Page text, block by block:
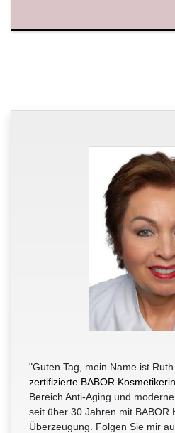
"Guten Tag, mein Name ist
zertifizierte BABOR Kosmetikerin
Bereich Anti-Aging und
seit über 30 Jahren mit BABOR
Überzeugung. Folgen Sie mir